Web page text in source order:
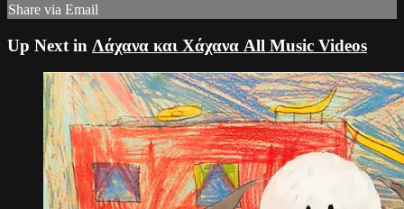
Share via Email
Up Next in Λάχανα και Χάχανα All Music Videos